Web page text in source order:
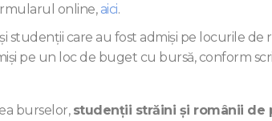
online, aici.
studenții care au fost admiși pe locurile
pe un loc de buget cu bursă, conform
burselor, studenții străini și românii de